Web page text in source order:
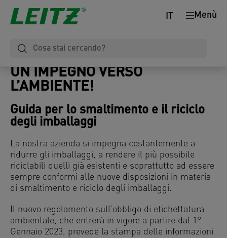
Menù
IT
UN IMPEGNO VERSO
L’AMBIENTE!
Guida per lo smaltimento e il riciclo
degli imballaggi
La nostra azienda si impegna costantemente a
ridurre gli imballaggi, a rendere il più possibile
riciclabili quelli già esistenti e soprattutto ad essere
sempre conformi alle nuove disposizioni in materia
di smaltimento e riciclo degli imballaggi.
Il nuovo regolamento sull’obbligo di etichettatura
ambientale, che entrerà in vigore a partire dal 1°
Gennaio 2023, prevede la stampa delle informazioni